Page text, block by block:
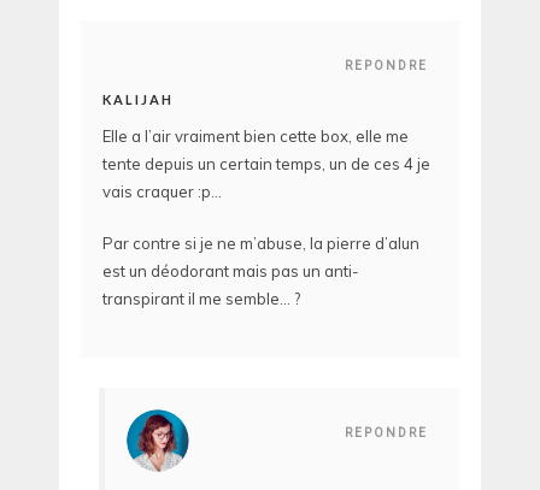
REPONDRE
KALIJAH
Elle a l’air vraiment bien cette box, elle me
tente depuis un certain temps, un de ces 4 je
vais craquer :p…
Par contre si je ne m’abuse, la pierre d’alun
est un déodorant mais pas un anti-
transpirant il me semble… ?
REPONDRE